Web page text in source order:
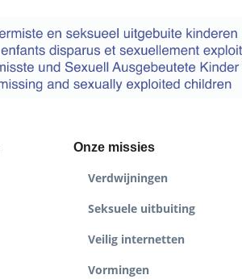
Onze missies
Verdwijningen
Seksuele uitbuiting
Veilig internetten
Vormingen